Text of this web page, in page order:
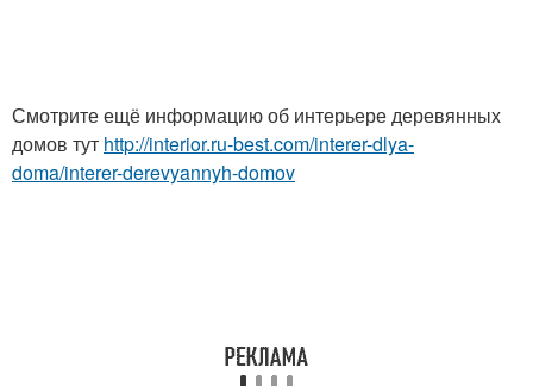
Смотрите ещё информацию об интерьере деревянных
домов тут http://interior.ru-best.com/interer-dlya-
doma/interer-derevyannyh-domov